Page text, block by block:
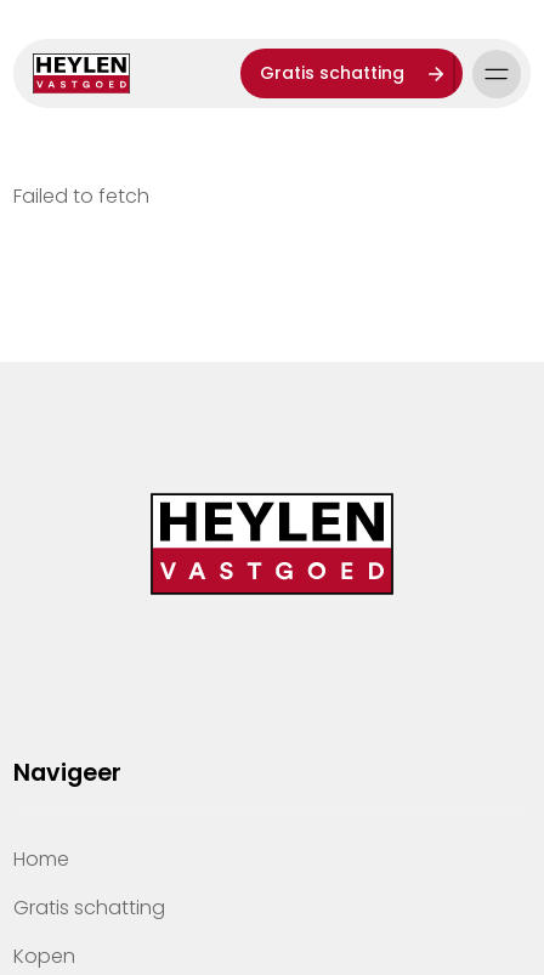
Gratis schatting
Failed to fetch
Navigeer
Home
Gratis schatting
Kopen